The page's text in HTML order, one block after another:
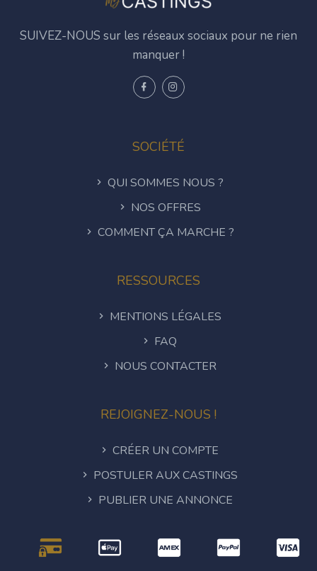
SUIVEZ-NOUS sur les réseaux sociaux pour ne rien
manquer !
SOCIÉTÉ
QUI SOMMES NOUS ?
NOS OFFRES
COMMENT ÇA MARCHE ?
RESSOURCES
MENTIONS LÉGALES
FAQ
NOUS CONTACTER
REJOIGNEZ-NOUS !
CRÉER UN COMPTE
POSTULER AUX CASTINGS
PUBLIER UNE ANNONCE